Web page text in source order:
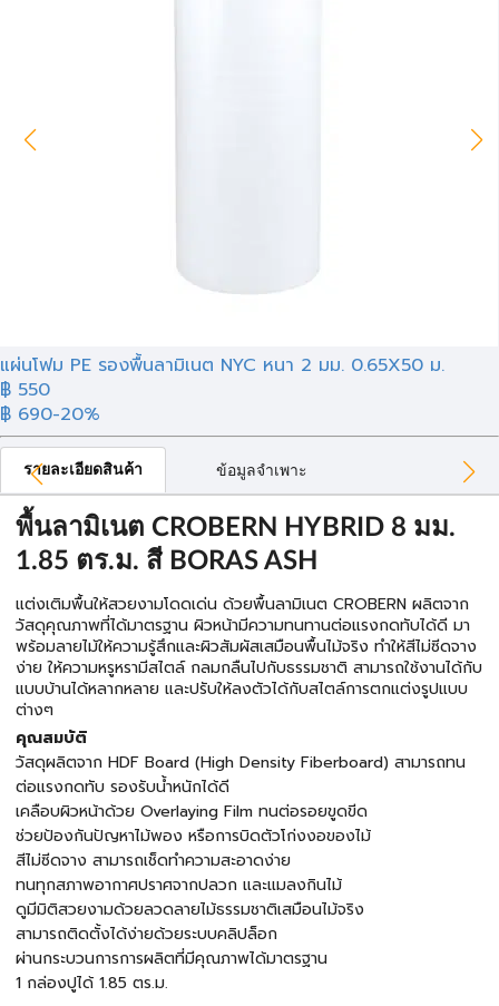
แผ่นโฟม PE รองพื้นลามิเนต NYC หนา 2 มม. 0.65X50 ม.
฿ 550
฿ 690-20%
รายละเอียดสินค้า ข้อมูลจำเพาะ
พื้นลามิเนต CROBERN HYBRID 8 มม.
1.85 ตร.ม. สี BORAS ASH
แต่งเติมพื้นให้สวยงามโดดเด่น ด้วยพื้นลามิเนต CROBERN ผลิตจาก
วัสดุคุณภาพที่ได้มาตรฐาน ผิวหน้ามีความทนทานต่อแรงกดทับได้ดี มา
พร้อมลายไม้ให้ความรู้สึกและผิวสัมผัสเสมือนพื้นไม้จริง ทำให้สีไม่ซีดจาง
ง่าย ให้ความหรูหรามีสไตล์ กลมกลืนไปกับธรรมชาติ สามารถใช้งานได้กับ
แบบบ้านได้หลากหลาย และปรับให้ลงตัวได้กับสไตล์การตกแต่งรูปแบบ
ต่างๆ
คุณสมบัติ
วัสดุผลิตจาก HDF Board (High Density Fiberboard) สามารถทน
ต่อแรงกดทับ รองรับน้ำหนักได้ดี
เคลือบผิวหน้าด้วย Overlaying Film ทนต่อรอยขูดขีด
ช่วยป้องกันปัญหาไม้พอง หรือการบิดตัวโก่งงอของไม้
สีไม่ซีดจาง สามารถเช็ดทำความสะอาดง่าย
ทนทุกสภาพอากาศปราศจากปลวก และแมลงกินไม้
ดูมีมิติสวยงามด้วยลวดลายไม้ธรรมชาติเสมือนไม้จริง
สามารถติดตั้งได้ง่ายด้วยระบบคลิปล็อก
ผ่านกระบวนการการผลิตที่มีคุณภาพได้มาตรฐาน
1 กล่องปูได้ 1.85 ตร.ม.